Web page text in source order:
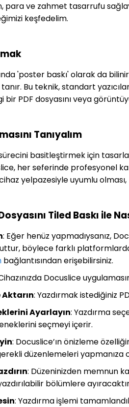
ve zahmet tasarrufu
keşfedelim.
'poster baskı' olarak da
Bu teknik, standart
bir PDF dosyasını veya
Tanıyalım
basitleştirmek için
her seferinde profesyonel
yelpazesiyle uyumlu
Tiled Baskı ile
: Eğer henüz yapmadıysanız,
böylece farklı
bağlantısından erişebilirsiniz.
Docuslice
Aktarın: Yazdırmak istediğiniz
Ayarlayın: Yazdırma
seçmeyi içerir.
: Docuslice’ın önizleme
düzenlemeleri yapmanıza
: Düzeninizden memnun
bölümlere
: Yazdırma işlemi